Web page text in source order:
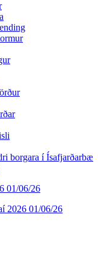
borgara í Ísafjarðarbæ
01/06/26
2026 01/06/26